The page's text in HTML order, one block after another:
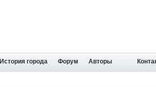
История города Форум Авторы